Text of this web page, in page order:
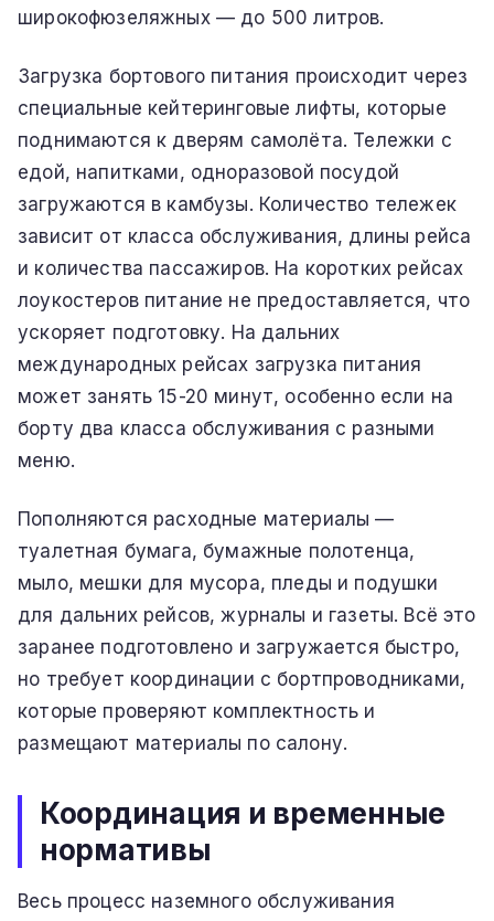
широкофюзеляжных — до 500 литров.
Загрузка бортового питания происходит через
специальные кейтеринговые лифты, которые
поднимаются к дверям самолёта. Тележки с
едой, напитками, одноразовой посудой
загружаются в камбузы. Количество тележек
зависит от класса обслуживания, длины рейса
и количества пассажиров. На коротких рейсах
лоукостеров питание не предоставляется, что
ускоряет подготовку. На дальних
международных рейсах загрузка питания
может занять 15-20 минут, особенно если на
борту два класса обслуживания с разными
меню.
Пополняются расходные материалы —
туалетная бумага, бумажные полотенца,
мыло, мешки для мусора, пледы и подушки
для дальних рейсов, журналы и газеты. Всё это
заранее подготовлено и загружается быстро,
но требует координации с бортпроводниками,
которые проверяют комплектность и
размещают материалы по салону.
Координация и временные
нормативы
Весь процесс наземного обслуживания